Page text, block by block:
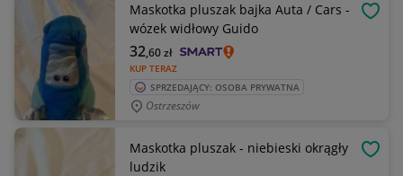
Maskotka pluszak bajka Auta / Cars -
wózek widłowy Guido
KUP TERAZ
32,60zł
SPRZEDAJĄCY: OSOBA PRYWATNA
Ostrzeszów
Maskotka pluszak - niebieski okrągły
ludzik